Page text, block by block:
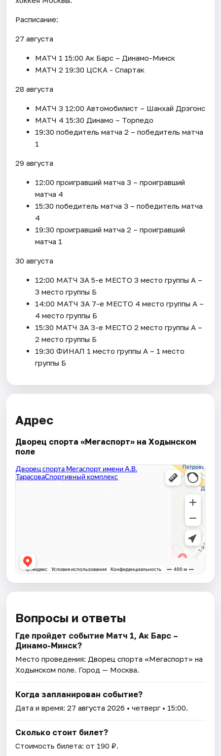
Расписание:
27 августа
МАТЧ 1 15:00 Ак Барс – Динамо-Минск
МАТЧ 2 19:30 ЦСКА - Спартак
28 августа
МАТЧ 3 12:00 Автомобилист – Шанхай Дрэгонс
МАТЧ 4 15:30 Динамо – Торпедо
19:30 победитель матча 2 – победитель матча
1
29 августа
12:00 проигравший матча 3 – проигравший
матча 4
15:30 победитель матча 3 – победитель матча
4
19:30 проигравший матча 2 – проигравший
матча 1
30 августа
12:00 МАТЧ ЗА 5-е МЕСТО 3 место группы А –
3 место группы Б
14:00 МАТЧ ЗА 7-е МЕСТО 4 место группы А –
4 место группы Б
15:30 МАТЧ ЗА 3-е МЕСТО 2 место группы А –
2 место группы Б
19:30 ФИНАЛ 1 место группы А – 1 место
группы Б
Адрес
Дворец спорта «Мегаспорт» на Ходынском
поле
Вопросы и ответы
Где пройдет событие Матч 1, Ак Барс –
Динамо-Минск?
Место проведения: Дворец спорта «Мегаспорт» на
Ходынском поле. Город — Москва.
Когда запланирован событие?
Дата и время:27 августа 2026 • четверг • 15:00.
Сколько стоит билет?
Стоимость билета: от 190 ₽.